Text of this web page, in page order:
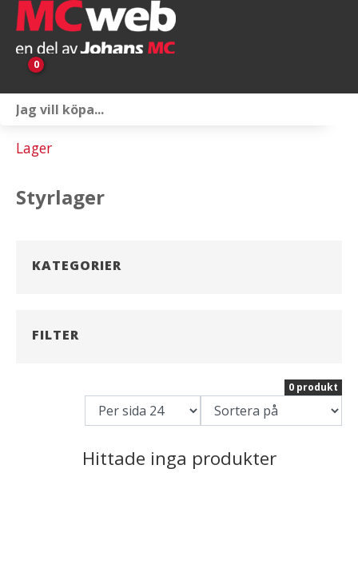
0
Lager
Styrlager
KATEGORIER
FILTER
0 produkt
Hittade inga produkter